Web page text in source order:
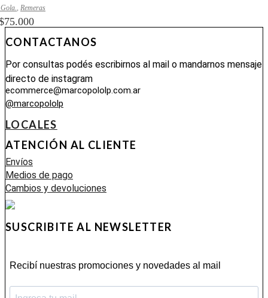
Remeras
75.000
CONTACTANOS
Por consultas podés escribirnos al mail o mandarnos mensaje
directo de instagram
ecommerce@marcopololp.com.ar
@marcopololp
LOCALES
ATENCIÓN AL CLIENTE
Envíos
Medios de pago
Cambios y devoluciones
SUSCRIBITE AL NEWSLETTER
Recibí nuestras promociones y novedades al mail